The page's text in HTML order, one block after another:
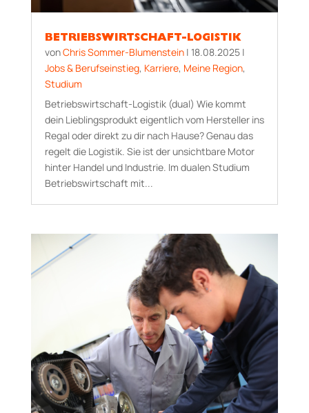
BETRIEBSWIRTSCHAFT-LOGISTIK
vonChris Sommer-Blumenstein| 18.08.2025|
Jobs & Berufseinstieg, Karriere, Meine Region,
Studium
Betriebswirtschaft-Logistik (dual) Wie kommt
dein Lieblingsprodukt eigentlich vom Hersteller ins
Regal oder direkt zu dir nach Hause? Genau das
regelt die Logistik. Sie ist der unsichtbare Motor
hinter Handel und Industrie. Im dualen Studium
Betriebswirtschaft mit...